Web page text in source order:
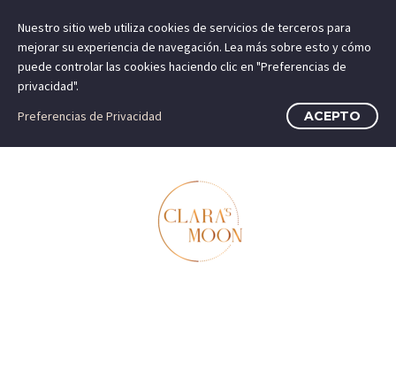
Nuestro sitio web utiliza cookies de servicios de terceros para
mejorar su experiencia de navegación. Lea más sobre esto y cómo
puede controlar las cookies haciendo clic en "Preferencias de
privacidad".
Preferencias de Privacidad
ACEPTO